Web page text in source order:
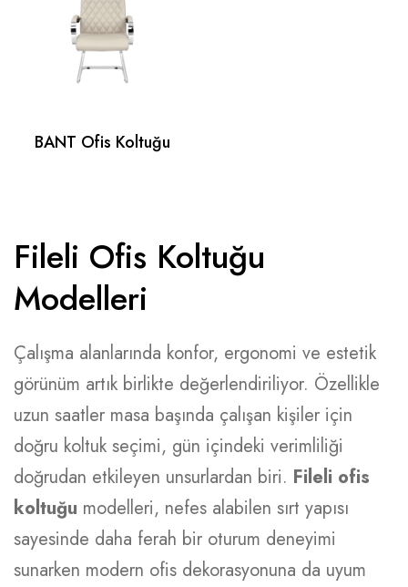
BANT Ofis Koltuğu
Fileli Ofis Koltuğu
Modelleri
Çalışma alanlarında konfor, ergonomi ve estetik
görünüm artık birlikte değerlendiriliyor. Özellikle
uzun saatler masa başında çalışan kişiler için
doğru koltuk seçimi, gün içindeki verimliliği
doğrudan etkileyen unsurlardan biri. Fileli ofis
koltuğu modelleri, nefes alabilen sırt yapısı
sayesinde daha ferah bir oturum deneyimi
sunarken modern ofis dekorasyonuna da uyum